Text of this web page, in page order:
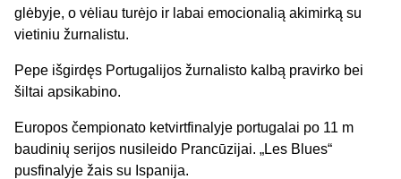
glėbyje, o vėliau turėjo ir labai emocionalią akimirką su
vietiniu žurnalistu.
Pepe išgirdęs Portugalijos žurnalisto kalbą pravirko bei
šiltai apsikabino.
Europos čempionato ketvirtfinalyje portugalai po 11 m
baudinių serijos nusileido Prancūzijai. „Les Blues“
pusfinalyje žais su Ispanija.